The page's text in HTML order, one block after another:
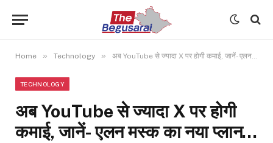
Home » Technology » अब YouTube से ज्यादा X पर होगी कमाई, जानें- एलन मस्क का नया प्लान…
TECHNOLOGY
अब YouTube से ज्यादा X पर होगी
कमाई, जानें- एलन मस्क का नया प्लान…